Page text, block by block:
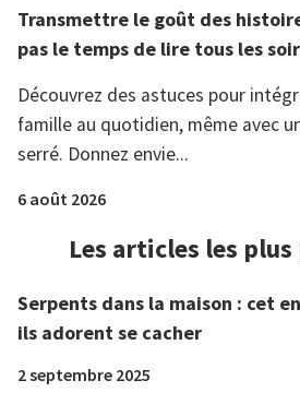
Transmettre le goût des
pas le temps de lire tous les
Découvrez des astuces pour
famille au quotidien, même avec
serré. Donnez envie...
6 août 2026
Les articles les
Serpents dans la maison : cet
ils adorent se cacher
2 septembre 2025